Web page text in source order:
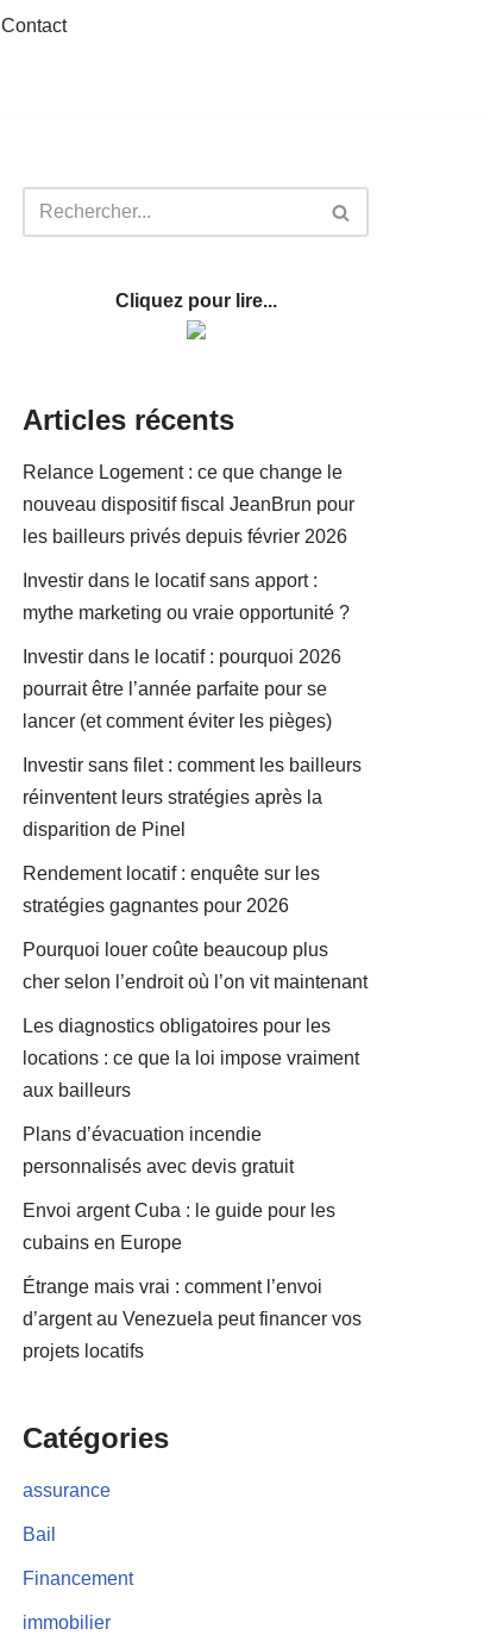
Contact
Cliquez pour lire...
Articles récents
Relance Logement : ce que change le
nouveau dispositif fiscal JeanBrun pour
les bailleurs privés depuis février 2026
Investir dans le locatif sans apport :
mythe marketing ou vraie opportunité ?
Investir dans le locatif : pourquoi 2026
pourrait être l’année parfaite pour se
lancer (et comment éviter les pièges)
Investir sans filet : comment les bailleurs
réinventent leurs stratégies après la
disparition de Pinel
Rendement locatif : enquête sur les
stratégies gagnantes pour 2026
Pourquoi louer coûte beaucoup plus
cher selon l’endroit où l’on vit maintenant
Les diagnostics obligatoires pour les
locations : ce que la loi impose vraiment
aux bailleurs
Plans d’évacuation incendie
personnalisés avec devis gratuit
Envoi argent Cuba : le guide pour les
cubains en Europe
Étrange mais vrai : comment l’envoi
d’argent au Venezuela peut financer vos
projets locatifs
Catégories
assurance
Bail
Financement
immobilier